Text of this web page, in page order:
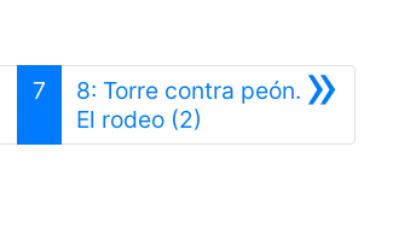
7 »
8: Torre contra peón.
El rodeo (2)